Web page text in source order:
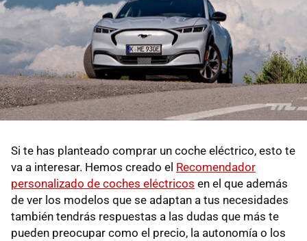
Si te has planteado comprar un coche eléctrico, esto te
va a interesar. Hemos creado el Recomendador
personalizado de coches eléctricos en el que además
de ver los modelos que se adaptan a tus necesidades
también tendrás respuestas a las dudas que más te
pueden preocupar como el precio, la autonomía o los